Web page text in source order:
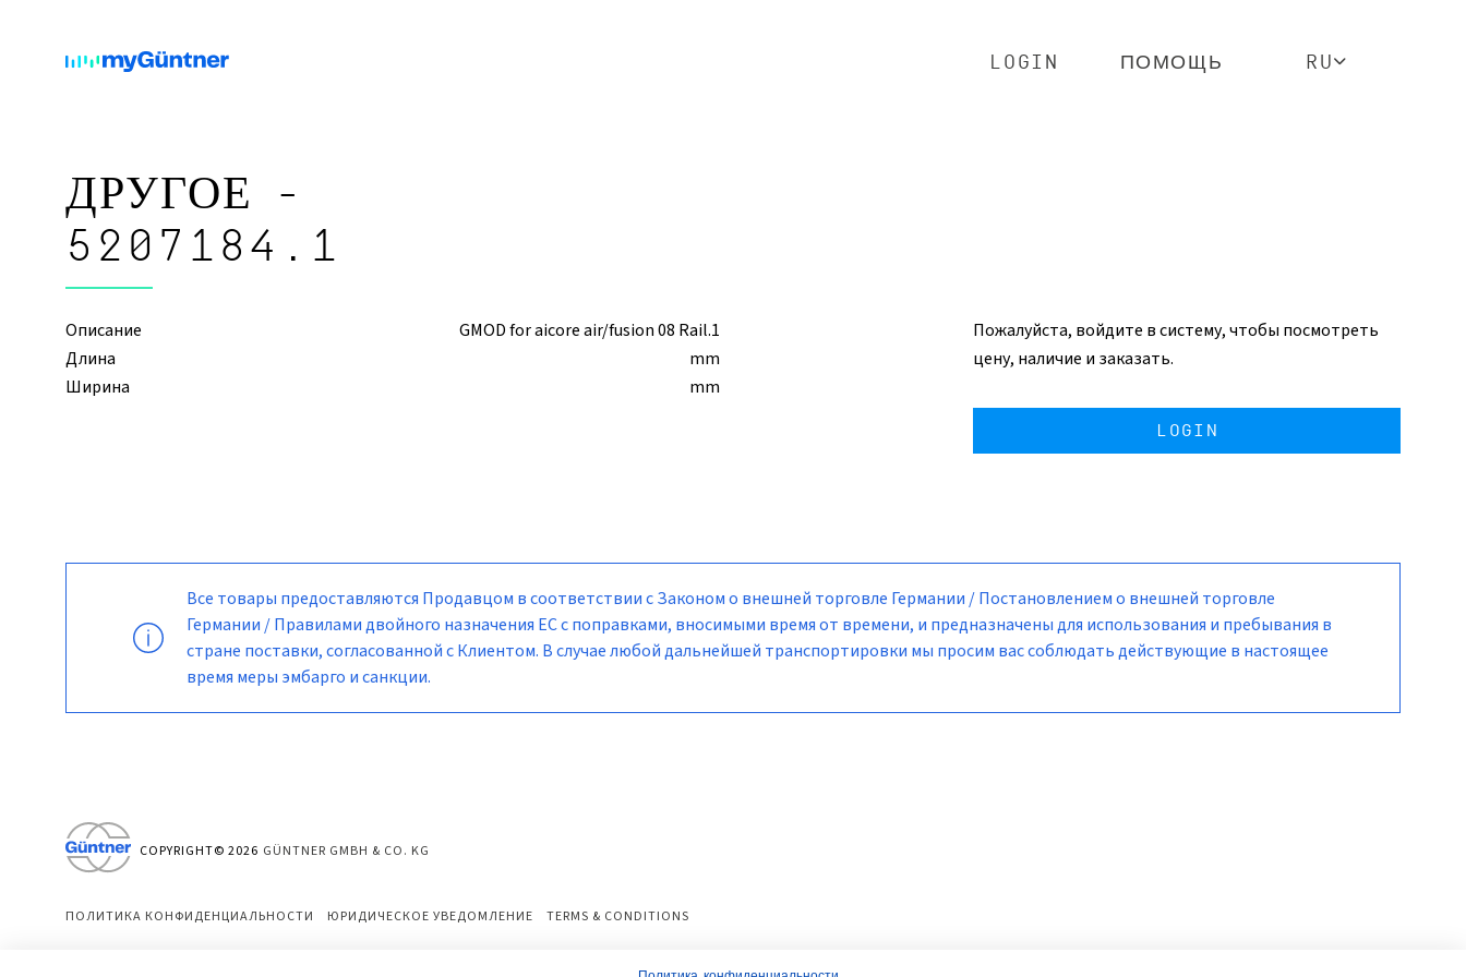
LOGIN ПОМОЩЬ RU
ДРУГОЕ -
5207184.1
Описание
GMOD for aicore air/fusion 08 Rail.1
Длина
mm
Ширина
mm
Пожалуйста, войдите в систему, чтобы посмотреть
цену, наличие и заказать.
LOGIN
Все товары предоставляются Продавцом в соответствии с Законом о внешней торговле Германии / Постановлением о внешней торговле
Германии / Правилами двойного назначения ЕС с поправками, вносимыми время от времени, и предназначены для использования и пребывания в
стране поставки, согласованной с Клиентом. В случае любой дальнейшей транспортировки мы просим вас соблюдать действующие в настоящее
время меры эмбарго и санкции.
COPYRIGHT© 2026 GÜNTNER GMBH & CO. KG
ПОЛИТИКА КОНФИДЕНЦИАЛЬНОСТИ ЮРИДИЧЕСКОЕ УВЕДОМЛЕНИЕ TERMS & CONDITIONS